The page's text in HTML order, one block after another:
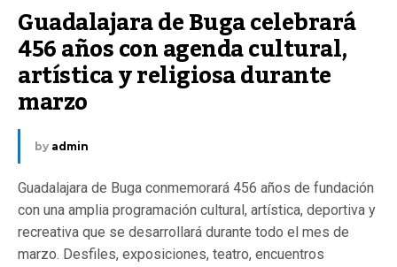
Guadalajara de Buga celebrará
456 años con agenda cultural,
artística y religiosa durante
marzo
by admin
Guadalajara de Buga conmemorará 456 años de fundación
con una amplia programación cultural, artística, deportiva y
recreativa que se desarrollará durante todo el mes de
marzo. Desfiles, exposiciones, teatro, encuentros